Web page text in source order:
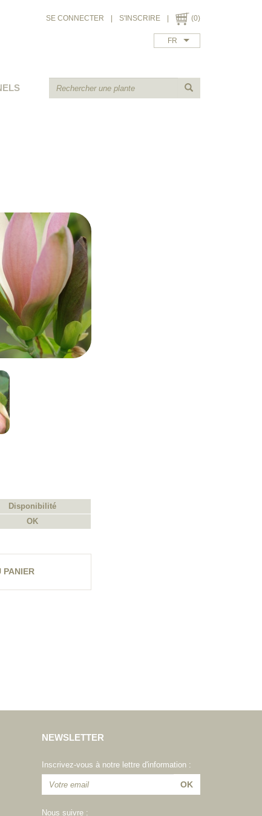
SE CONNECTER S'INSCRIRE (0)
FR
Disponibilité
OK
PANIER
NEWSLETTER
Inscrivez-vous à notre lettre d'information :
Nous suivre :